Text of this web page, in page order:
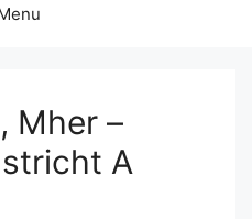
Mher –
A